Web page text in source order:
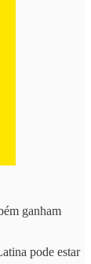
ganham
pode estar